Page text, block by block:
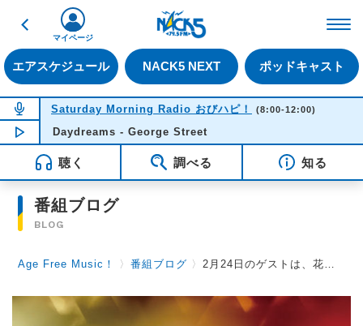
戻る
エアスケジュール NACK5 NEXT ポッドキャスト
マイページ
NOW ON AIR
Saturday Morning Radio おびハピ！ (8:00-12:00)
NOW PLAYING 11:49
Daydreams - George Street
聴く 調べる 知る
番組ブログ
BLOG
Age Free Music！ 〉番組ブログ 〉2月24日のゲストは、花岡優平さん、ケイ潤子さんです！（電話インタビュー）